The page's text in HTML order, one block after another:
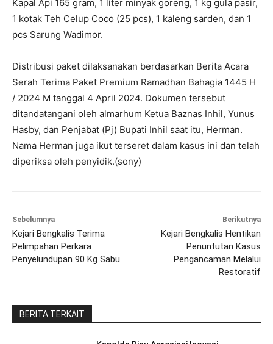
Kapal Api 165 gram, 1 liter minyak goreng, 1 kg gula pasir,
1 kotak Teh Celup Coco (25 pcs), 1 kaleng sarden, dan 1
pcs Sarung Wadimor.
Distribusi paket dilaksanakan berdasarkan Berita Acara
Serah Terima Paket Premium Ramadhan Bahagia 1445 H
/ 2024 M tanggal 4 April 2024. Dokumen tersebut
ditandatangani oleh almarhum Ketua Baznas Inhil, Yunus
Hasby, dan Penjabat (Pj) Bupati Inhil saat itu, Herman.
Nama Herman juga ikut terseret dalam kasus ini dan telah
diperiksa oleh penyidik.(sony)
Sebelumnya
Kejari Bengkalis Terima
Pelimpahan Perkara
Penyelundupan 90 Kg Sabu
Berikutnya
Kejari Bengkalis Hentikan
Penuntutan Kasus
Pengancaman Melalui
Restoratif
BERITA TERKAIT